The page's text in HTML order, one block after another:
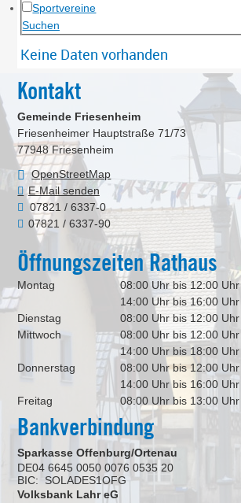
Sportvereine
Keine Daten vorhanden
Kontakt
Gemeinde Friesenheim
Friesenheimer Hauptstraße 71/73
77948 Friesenheim
OpenStreetMap
E-Mail senden
07821 / 6337-0
07821 / 6337-90
Öffnungszeiten Rathaus
Montag
08:00 Uhr bis 12:00 Uhr
14:00 Uhr bis 16:00 Uhr
Dienstag
08:00 Uhr bis 12:00 Uhr
Mittwoch
08:00 Uhr bis 12:00 Uhr
14:00 Uhr bis 18:00 Uhr
Donnerstag
08:00 Uhr bis 12:00 Uhr
14:00 Uhr bis 16:00 Uhr
Freitag
08:00 Uhr bis 13:00 Uhr
Bankverbindung
Sparkasse Offenburg/Ortenau
DE04 6645 0050 0076 0535 20
BIC: SOLADES1OFG
Volksbank Lahr eG